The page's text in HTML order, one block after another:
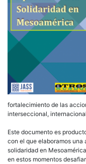
fortalecimiento de las
interseccional,
Este documento es
con el que elaboramos una
solidaridad en
en estos momentos